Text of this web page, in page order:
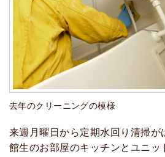
去年のクリーニングの模様
来週月曜日から定期水回り清掃が
館生のお部屋のキッチンとユニッ